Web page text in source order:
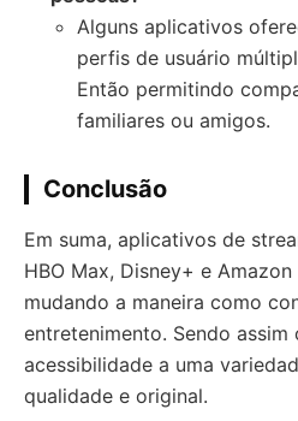
Alguns aplicativos
perfis de usuário
Então permitindo
familiares ou amigos.
Conclusão
Em suma, aplicativos de
HBO Max, Disney+ e
mudando a maneira como
entretenimento. Sendo assim
acessibilidade a uma
qualidade e original.